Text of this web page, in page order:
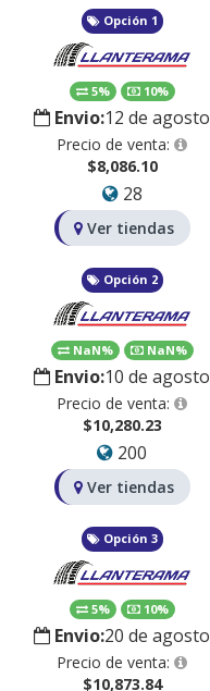
Opción 1
5% 10%
Envio:12 de agosto
Precio de venta:
$8,086.10
28
Ver tiendas
Opción 2
NaN% NaN%
Envio:10 de agosto
Precio de venta:
$10,280.23
200
Ver tiendas
Opción 3
5% 10%
Envio:20 de agosto
Precio de venta:
$10,873.84